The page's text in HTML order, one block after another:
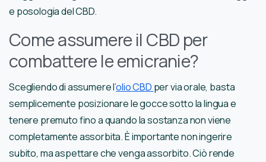
e posologia del CBD.
Come assumere il CBD per
combattere le emicranie?
Scegliendo di assumere l’olio CBD per via orale, basta
semplicemente posizionare le gocce sotto la lingua e
tenere premuto fino a quando la sostanza non viene
completamente assorbita. È importante non ingerire
subito, ma aspettare che venga assorbito. Ciò rende